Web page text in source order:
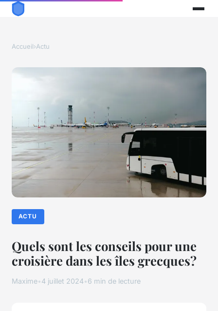
Accueil›Actu
ACTU
Quels sont les conseils pour une
croisière dans les îles grecques?
Maxime•4 juillet 2024•6 min de lecture